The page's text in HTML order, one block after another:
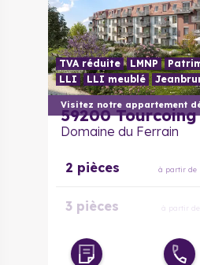
Visitez notre appartement
TVA réduite LMNP
LLI
LLI meublé
59200 Tourcoing
Domaine du Ferrain
2 pièces à partir de
3 pièces à partir de
3 pièces
évolutif
à partir de